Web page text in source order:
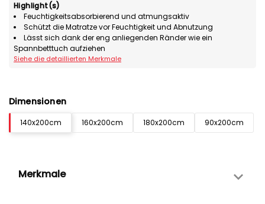
Highlight(s)
Feuchtigkeitsabsorbierend und atmungsaktiv
Schützt die Matratze vor Feuchtigkeit und Abnutzung
Lässt sich dank der eng anliegenden Ränder wie ein
Spannbetttuch aufziehen
Siehe die detaillierten Merkmale
Dimensionen
140x200cm 160x200cm 180x200cm 90x200cm
Merkmale